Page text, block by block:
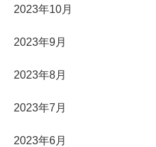
2023年10月
2023年9月
2023年8月
2023年7月
2023年6月